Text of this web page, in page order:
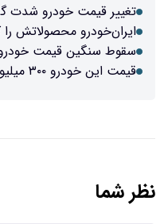
تغییر قیمت خودرو شدت
ایران‌خودرو محصولاتش را
سقوط سنگین قیمت
قیمت این خودرو ۳۰۰ میلیون تومان ریخت
نظر شما